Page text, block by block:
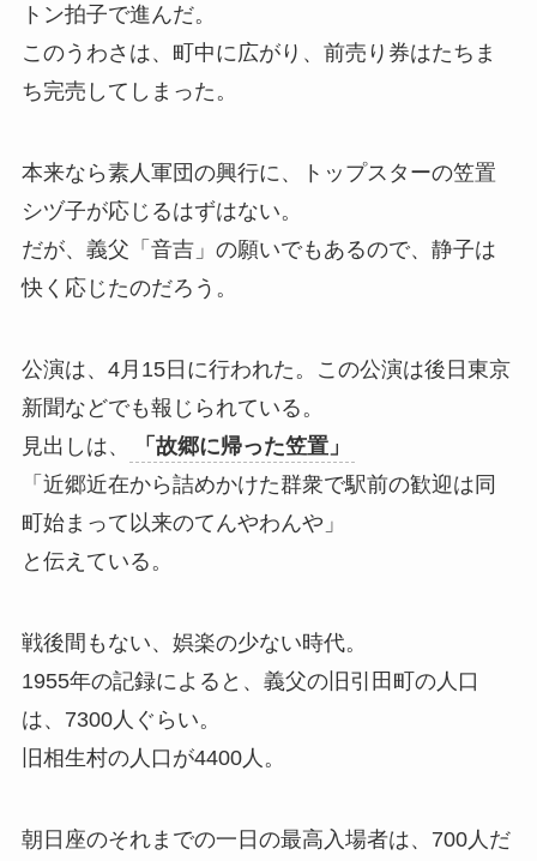
トン拍子で進んだ。
このうわさは、町中に広がり、前売り券はたちま
ち完売してしまった。
本来なら素人軍団の興行に、トップスターの笠置
シヅ子が応じるはずはない。
だが、義父「音吉」の願いでもあるので、静子は
快く応じたのだろう。
公演は、4月15日に行われた。この公演は後日東京
新聞などでも報じられている。
見出しは、
「故郷に帰った笠置」
「近郷近在から詰めかけた群衆で駅前の歓迎は同
町始まって以来のてんやわんや」
と伝えている。
戦後間もない、娯楽の少ない時代。
1955年の記録によると、義父の旧引田町の人口
は、7300人ぐらい。
旧相生村の人口が4400人。
朝日座のそれまでの一日の最高入場者は、700人だ